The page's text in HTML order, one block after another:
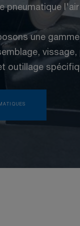
pneumatique
une
outillage